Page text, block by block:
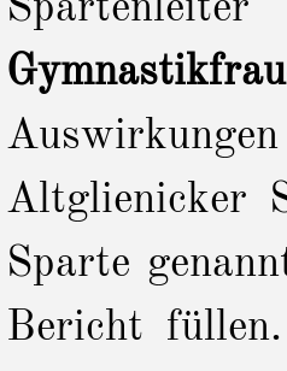
Altglienicker
Sparte
Bericht